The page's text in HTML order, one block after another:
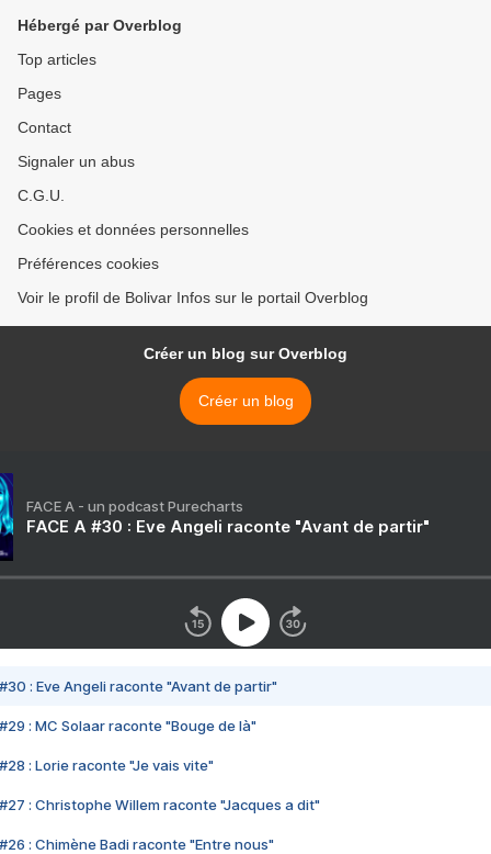
Hébergé par Overblog
Top articles
Pages
Contact
Signaler un abus
C.G.U.
Cookies et données personnelles
Préférences cookies
Voir le profil de Bolivar Infos sur le portail Overblog
Créer un blog sur Overblog
Créer un blog
FACE A - un podcast Purecharts
FACE A #30 : Eve Angeli raconte "Avant de partir"
#30 : Eve Angeli raconte "Avant de partir"
#29 : MC Solaar raconte "Bouge de là"
#28 : Lorie raconte "Je vais vite"
#27 : Christophe Willem raconte "Jacques a dit"
#26 : Chimène Badi raconte "Entre nous"